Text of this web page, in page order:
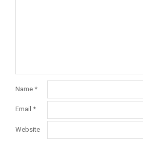
Name *
Email *
Website